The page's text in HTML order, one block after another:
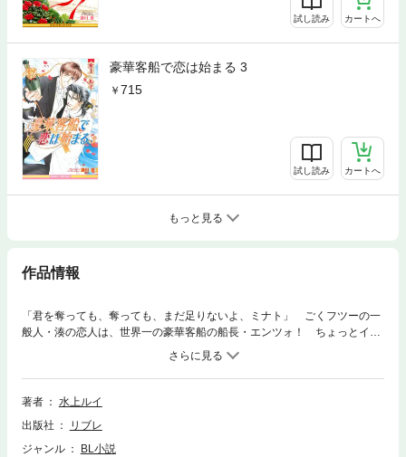
試し読み カートへ
豪華客船で恋は始まる 3
715
試し読み カートへ
もっと見る
作品情報
「君を奪っても、奪っても、まだ足りないよ、ミナト」 ごくフツーの一
般人・湊の恋人は、世界一の豪華客船の船長・エンツォ！ ちょっとイジ
ワルで、最高にセクシーな彼の菫の瞳に見つめられ、湊は甘く蕩けてしま
って…！ そんな濃密な航海の最中、なんと船上で宝石盗難事件が。愛す
るエンツォのため、湊は部屋係の制服を借りて、秘密潜入捜査を開始す
る!! 海の貴公子と熱い恋！
著者
水上ルイ
出版社
リブレ
ジャンル
BL小説